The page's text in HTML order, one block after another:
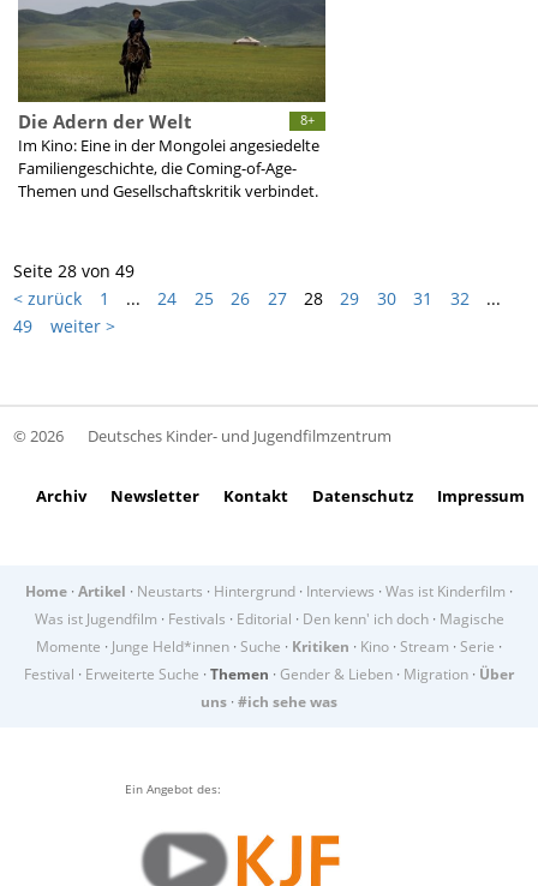
8+
Die Adern der Welt
Im Kino: Eine in der Mongolei angesiedelte
Familiengeschichte, die Coming-of-Age-
Themen und Gesellschaftskritik verbindet.
Seite 28 von 49
< zurück
1 ... 24 25 26 27 28 29 30 31 32
...
49
weiter >
© 2026 Deutsches Kinder- und Jugendfilmzentrum
Archiv Newsletter Kontakt Datenschutz Impressum
Home · Artikel · Neustarts · Hintergrund · Interviews · Was ist Kinderfilm ·
Was ist Jugendfilm · Festivals · Editorial · Den kenn' ich doch· Magische
Momente · Junge Held*innen · Suche · Kritiken · Kino · Stream · Serie ·
Festival · Erweiterte Suche · Themen · Gender & Lieben · Migration · Über
uns · #ich sehe was
Ein Angebot des: